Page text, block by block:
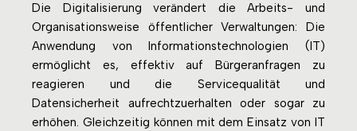
Die Digitalisierung verändert die Arbeits- und
Organisationsweise öffentlicher Verwaltungen: Die
Anwendung von Informationstechnologien (IT)
ermöglicht es, effektiv auf Bürgeranfragen zu
reagieren und die Servicequalität und
Datensicherheit aufrechtzuerhalten oder sogar zu
erhöhen. Gleichzeitig können mit dem Einsatz von IT